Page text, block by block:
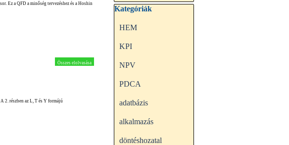
Ez a QFD a minőség tervezéshez és a Hoshin
Összes elolvasása
2. részben az L, T és Y formájú
Kihagy blokk Kategóriák
Kategóriák
HEM
KPI
NPV
PDCA
adatbázis
alkalmazás
döntéshozatal